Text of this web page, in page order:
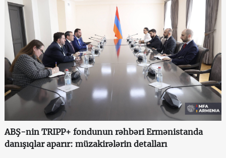
ABŞ-nin TRIPP+ fondunun rəhbəri Ermənistanda
danışıqlar aparır: müzakirələrin detalları